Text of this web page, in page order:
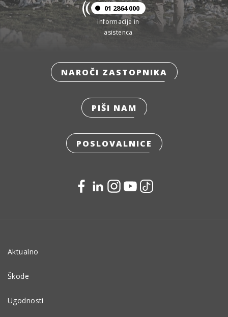
01 2864 000
Informacije in
asistenca
NAROČI ZASTOPNIKA
PIŠI NAM
POSLOVALNICE
Aktualno
Škode
Ugodnosti